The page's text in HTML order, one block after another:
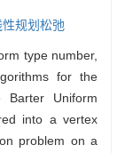
性规划松弛
type number,
for the
Barter Uniform
into a vertex
problem on a